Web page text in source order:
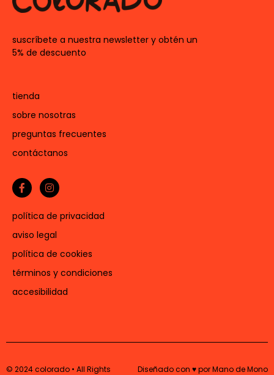
suscríbete a nuestra newsletter y obtén un
5% de descuento
tienda
sobre nosotras
preguntas frecuentes
contáctanos
política de privacidad
aviso legal
política de cookies
términos y condiciones
accesibilidad
© 2024 colorado • All Rights Diseñado con ♥ por Mano de Mono